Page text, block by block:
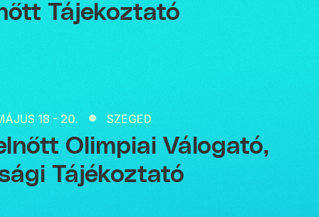
Tájekoztató
18 - 20. SZEGED
Olimpiai Válogató,
Tájékoztató